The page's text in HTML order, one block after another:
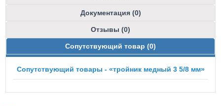
Документация (0)
Отзывы (0)
Сопутствующий товар (0)
Сопутствующий товары - «тройник медный 3 5/8 мм»